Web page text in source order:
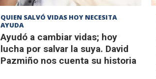
QUIEN SALVÓ VIDAS HOY NECESITA
AYUDA
Ayudó a cambiar vidas; hoy
lucha por salvar la suya. David
Pazmiño nos cuenta su historia